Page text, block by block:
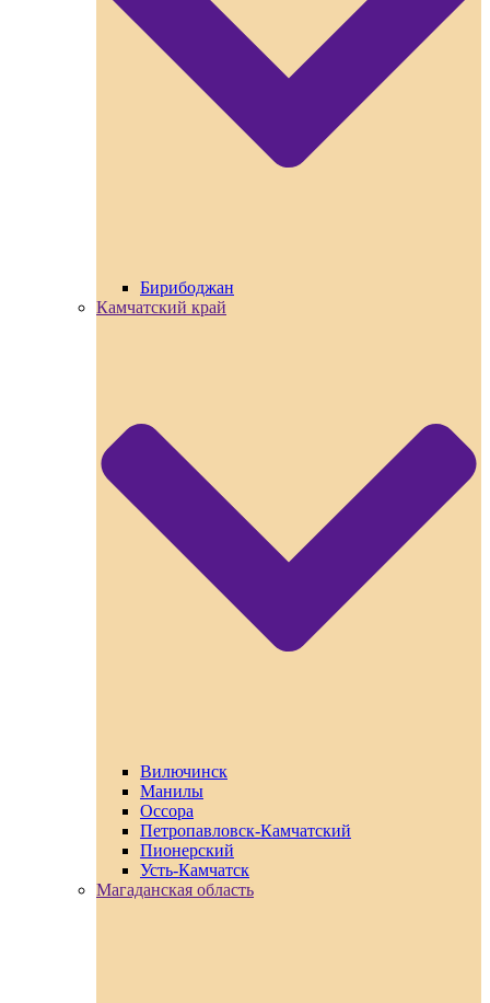
Бирибоджан
Камчатский край
Вилючинск
Манилы
Оссора
Петропавловск-Камчатский
Пионерский
Усть-Камчатск
Магаданская область